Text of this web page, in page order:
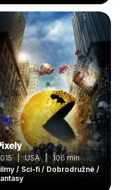
| USA | 106 min
/ Sci-fi / Dobrodružné /